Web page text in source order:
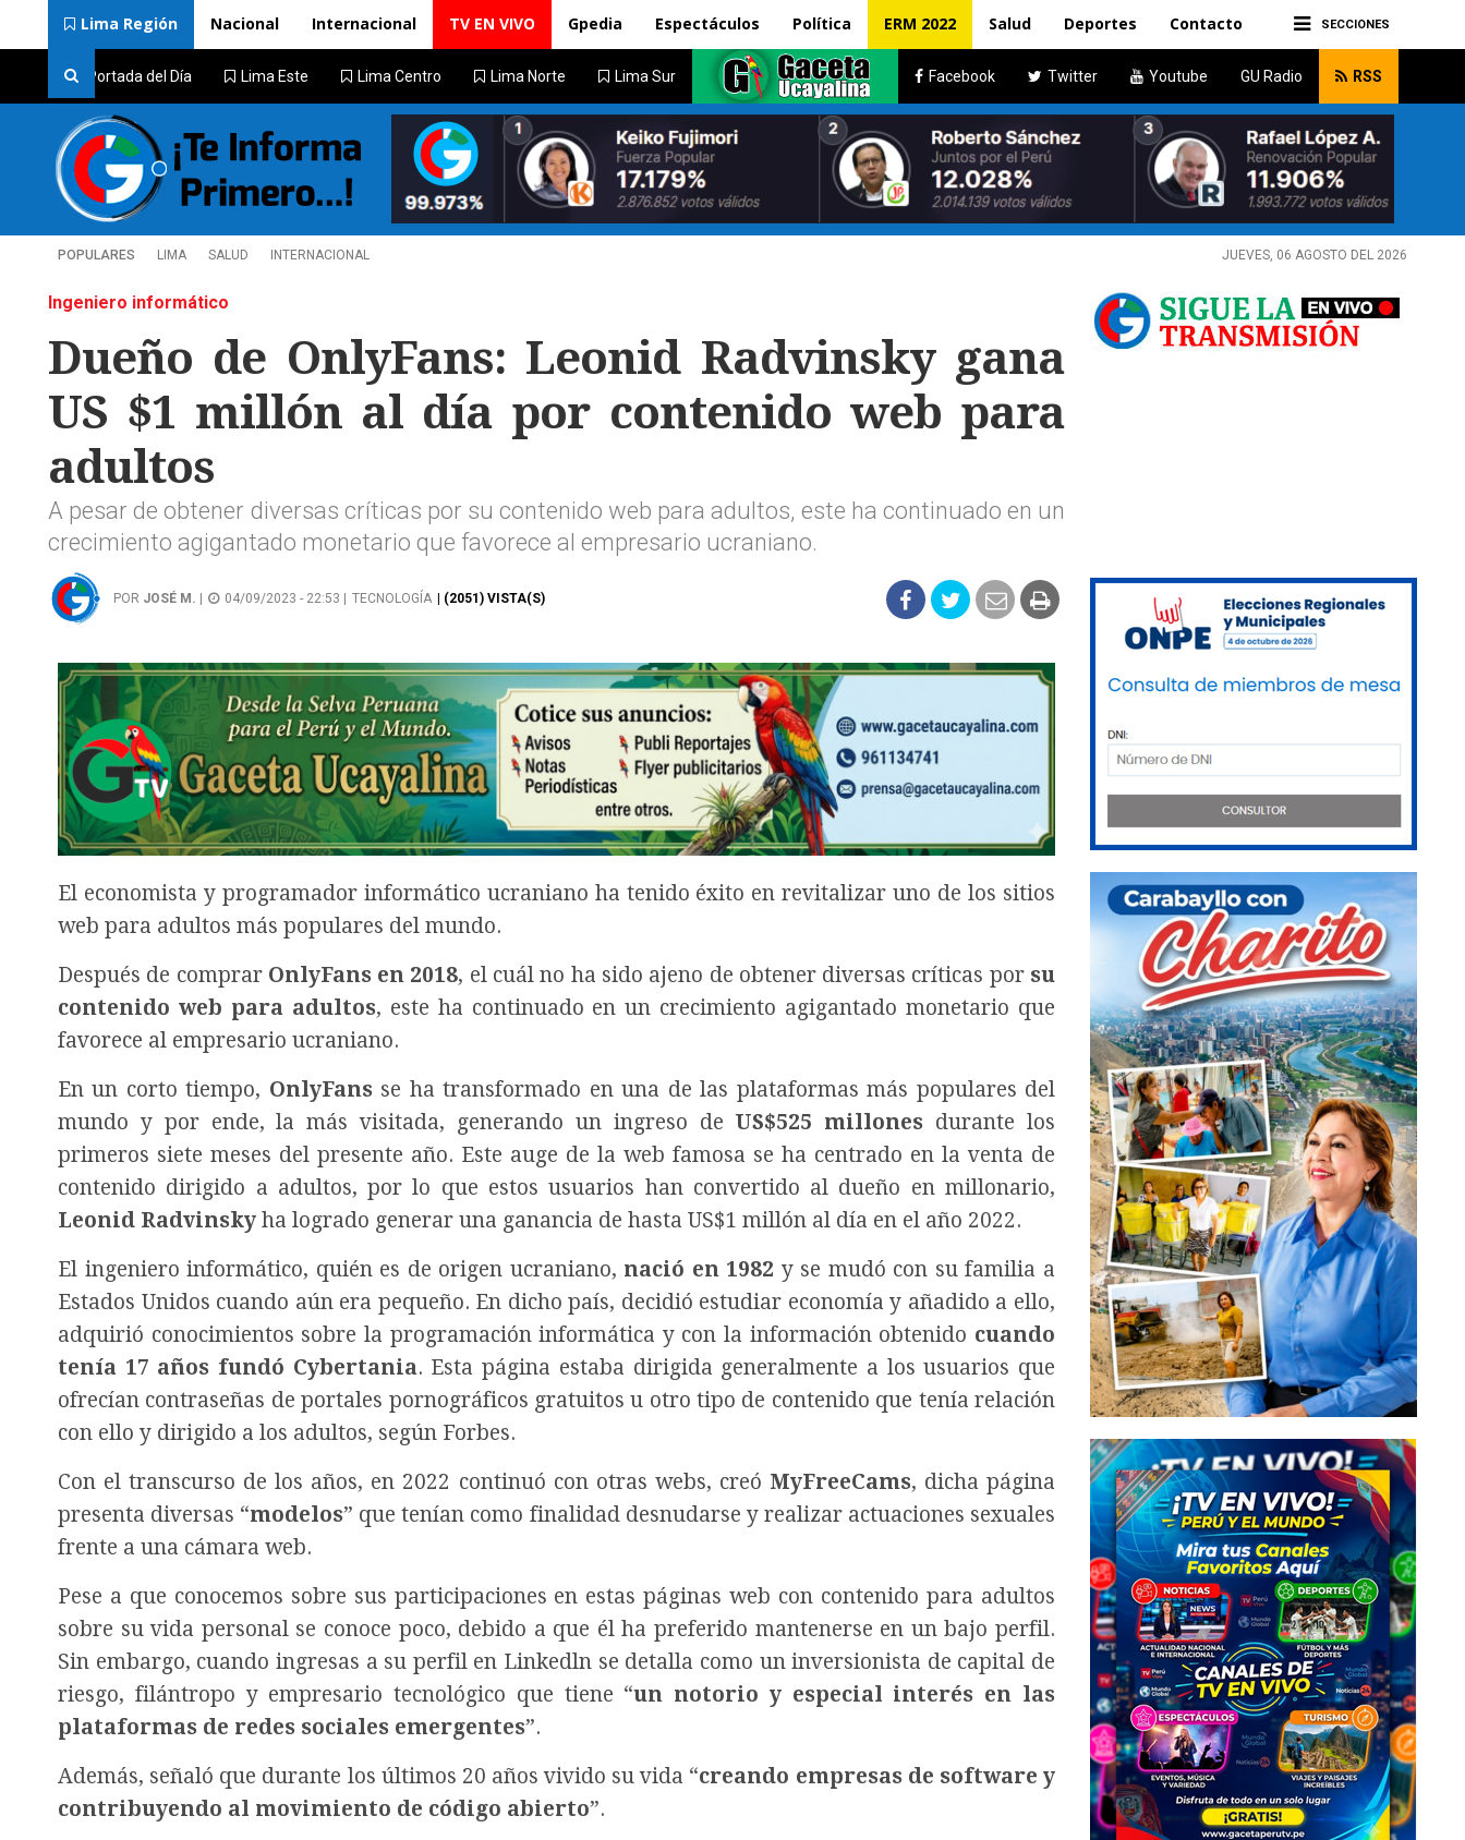
SECCIONES
Lima Región Nacional Internacional TV EN VIVO Gpedia Espectáculos Política ERM 2022 Salud Deportes Contacto
Portada del Día Lima Este Lima Centro Lima Norte Lima Sur Facebook Twitter Youtube GU Radio RSS
POPULARES LIMA SALUD INTERNACIONAL JUEVES, 06 AGOSTO DEL 2026
Ingeniero informático
Dueño de OnlyFans: Leonid Radvinsky gana
US $1 millón al día por contenido web para
adultos
A pesar de obtener diversas críticas por su contenido web para adultos, este ha continuado en un
crecimiento agigantado monetario que favorece al empresario ucraniano.
POR JOSÉ M. 04/09/2023 - 22:53 | TECNOLOGÍA | (2051) VISTA(S)
El economista y programador informático ucraniano ha tenido éxito en revitalizar uno de los sitios
web para adultos más populares del mundo.
Después de comprar OnlyFans en 2018, el cuál no ha sido ajeno de obtener diversas críticas por su
contenido web para adultos, este ha continuado en un crecimiento agigantado monetario que
favorece al empresario ucraniano.
En un corto tiempo, OnlyFans se ha transformado en una de las plataformas más populares del
mundo y por ende, la más visitada, generando un ingreso de US$525 millones durante los
primeros siete meses del presente año. Este auge de la web famosa se ha centrado en la venta de
contenido dirigido a adultos, por lo que estos usuarios han convertido al dueño en millonario,
Leonid Radvinsky ha logrado generar una ganancia de hasta US$1 millón al día en el año 2022.
El ingeniero informático, quién es de origen ucraniano, nació en 1982 y se mudó con su familia a
Estados Unidos cuando aún era pequeño. En dicho país, decidió estudiar economía y añadido a ello,
adquirió conocimientos sobre la programación informática y con la información obtenido cuando
tenía 17 años fundó Cybertania. Esta página estaba dirigida generalmente a los usuarios que
ofrecían contraseñas de portales pornográficos gratuitos u otro tipo de contenido que tenía relación
con ello y dirigido a los adultos, según Forbes.
Con el transcurso de los años, en 2022 continuó con otras webs, creó MyFreeCams, dicha página
presenta diversas “modelos” que tenían como finalidad desnudarse y realizar actuaciones sexuales
frente a una cámara web.
Pese a que conocemos sobre sus participaciones en estas páginas web con contenido para adultos
sobre su vida personal se conoce poco, debido a que él ha preferido mantenerse en un bajo perfil.
Sin embargo, cuando ingresas a su perfil en Linkedln se detalla como un inversionista de capital de
riesgo, filántropo y empresario tecnológico que tiene “un notorio y especial interés en las
plataformas de redes sociales emergentes”.
Además, señaló que durante los últimos 20 años vivido su vida “creando empresas de software y
contribuyendo al movimiento de código abierto”.